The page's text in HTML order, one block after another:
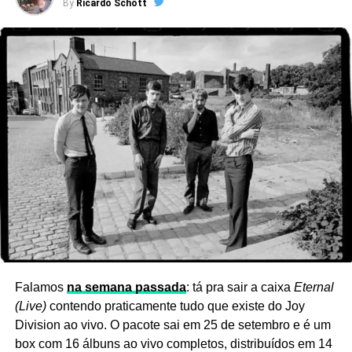
>>> Stryx: quando criaram um programa de TV
satanista na Itália
Um dos primeiros grandes sucessos de Renato rolou um
ano antes disso, com o álbumZerofobia (1977). Sim, o
som parece muito com as investidas meio soft rock, meio
By Ricardo Schott
Falamos na semana passada: tá pra sair a caixa Eternal
(Live)contendo praticamente tudo que existe do Joy
Division ao vivo. O pacote sai em 25 de setembro e é um
box com 16 álbuns ao vivo completos, distribuídos em 14